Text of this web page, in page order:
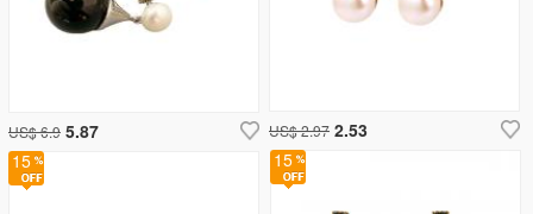
US$ 6.9 5.87 US$ 2.97 2.53
15
15